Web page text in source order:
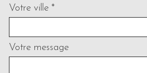
Votre ville *
Votre message